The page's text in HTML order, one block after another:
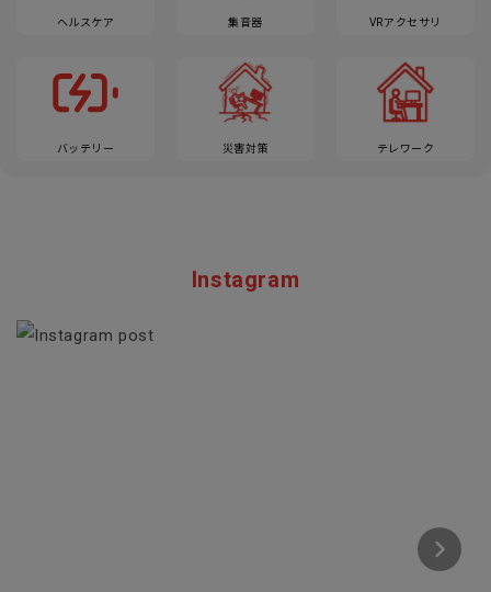
ヘルスケア 集音器 VRアクセサリ
バッテリー 災害対策 テレワーク
Instagram